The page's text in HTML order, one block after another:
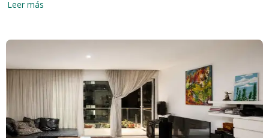
LA UNIDAD:
Totalmente Amoblado: Equipamiento de diseño y
electrodomésticos de primera línea.
Ambientes: Living-comedor integrado con salida a un amplio
balcón terraza con vista frontal a las canchas de polo.
Dormitorio: Suite con vestidor y ventanales con vista abierta.
Cocheras: El gran diferencial de contar con 2 espacios fijos y
cubiertos.
Leer más